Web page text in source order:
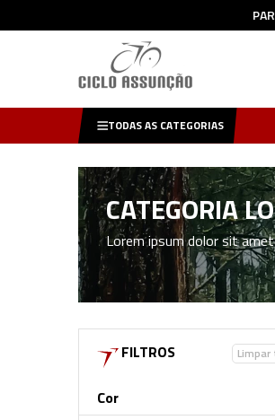
TODAS AS CATEGORIAS
CATEGORIA
Lorem ipsum dolor sit amet
FILTROS
Cor